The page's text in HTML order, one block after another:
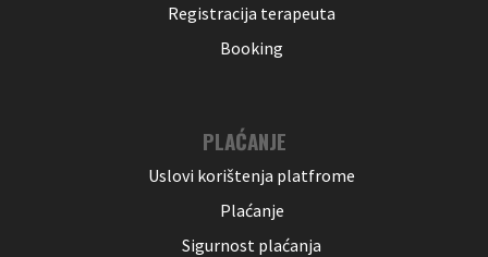
Registracija terapeuta
Booking
PLAĆANJE
Uslovi korištenja platfrome
Plaćanje
Sigurnost plaćanja